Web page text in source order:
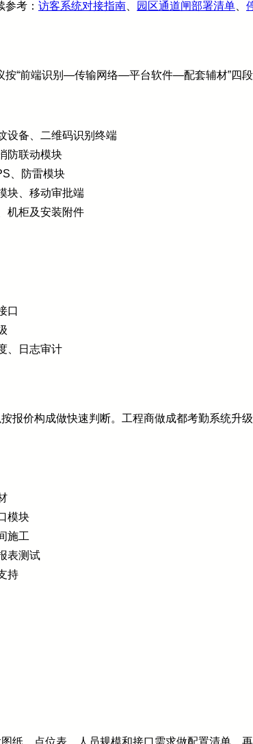
考： 访客系统对接指南 园区通道闸部署清单
“前端识别—传输网络—平台软件—配套辅材”四段
设备、二维码识别终端
防联动模块
、防雷模块
块、移动审批端
机柜及安装附件
口
、日志审计
报价构成做快速判断。工程商做成都考勤系统升
模块
施工
表测试
持
纸、点位表、人员规模和接口需求做配置清单，